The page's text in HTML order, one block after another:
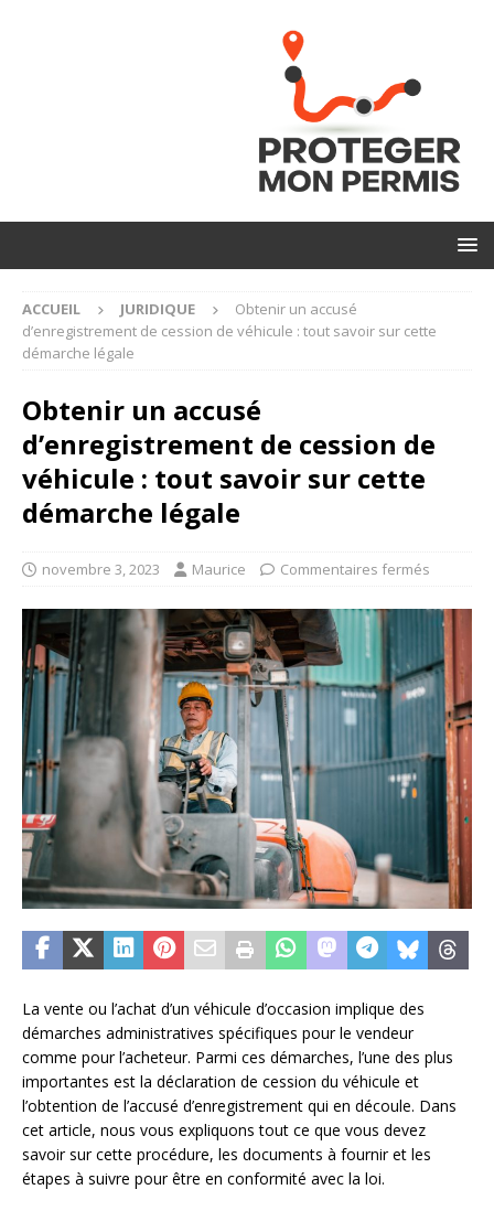
ACCUEIL JURIDIQUE
Obtenir un accusé
d’enregistrement de cession de véhicule : tout savoir sur cette
démarche légale
Obtenir un accusé
d’enregistrement de cession de
véhicule : tout savoir sur cette
démarche légale
novembre 3, 2023 Maurice Commentaires fermés
La vente ou l’achat d’un véhicule d’occasion implique des
démarches administratives spécifiques pour le vendeur
comme pour l’acheteur. Parmi ces démarches, l’une des plus
importantes est la déclaration de cession du véhicule et
l’obtention de l’accusé d’enregistrement qui en découle. Dans
cet article, nous vous expliquons tout ce que vous devez
savoir sur cette procédure, les documents à fournir et les
étapes à suivre pour être en conformité avec la loi.